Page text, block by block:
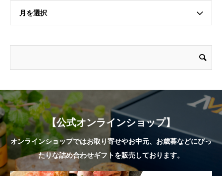
月を選択
【公式オンラインショップ】
オンラインショップではお取り寄せやお中元、お歳暮などにぴっ
たりな詰め合わせギフトを販売しております。